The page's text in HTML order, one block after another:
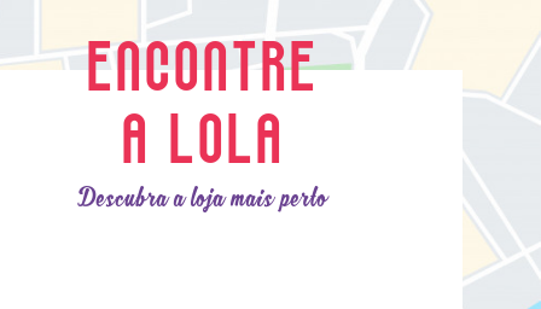
ENCONTRE
A LOLA
Descubra a loja mais perto